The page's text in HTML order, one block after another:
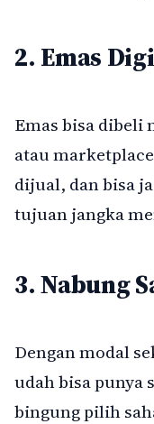
2. Emas
Emas bisa dibeli
atau
dijual, dan bisa
tujuan jangka
3. Nabung
Dengan modal
udah bisa punya
bingung pilih